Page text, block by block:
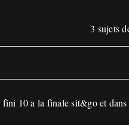
3 sujets
10 a la finale sit&go et dans